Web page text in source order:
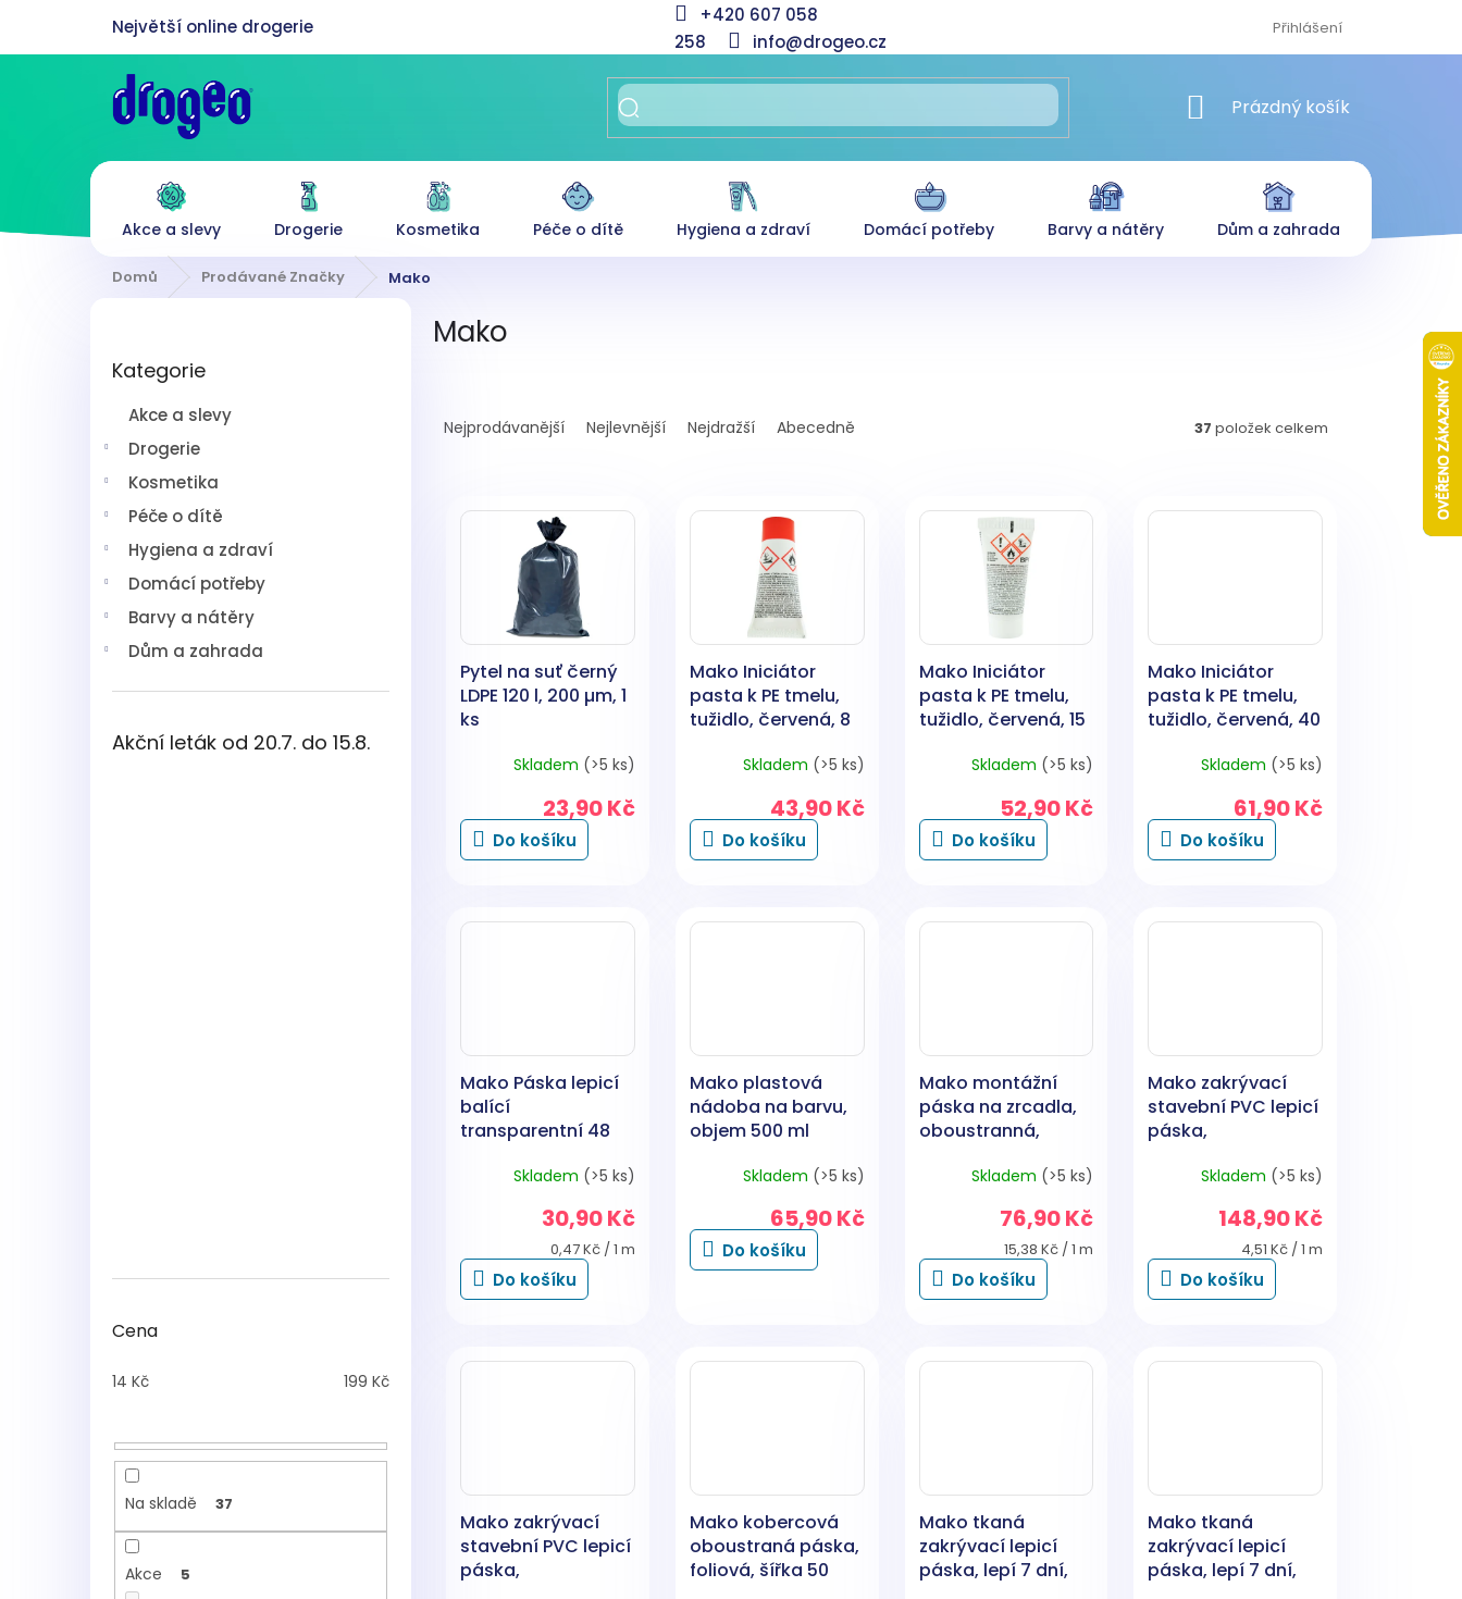
obsah
+420 607 058
258
info@drogeo.cz
Přihlášení
NÁKUPNÍ KOŠÍK
Prázdný košík
Akce a slevy Drogerie Kosmetika Péče o dítě Hygiena a zdraví Domácí potřeby Barvy a nátěry Dům a zahrada
Domů Prodávané Značky Mako
kategorie
Kategorie
Akce a slevy
Drogerie
Kosmetika
Péče o dítě
Hygiena a zdraví
Domácí potřeby
Barvy a nátěry
Dům a zahrada
Akční leták od 20.7. do 15.8.
Cena
14 Kč 199 Kč
Na skladě 37
Akce 5
Mako
aNejprodávanější Nejlevnější Nejdražší Abecedně 37 položek celkem
Pytel na suť černý
LDPE 120 l, 200 µm, 1
ks
Skladem (>5 ks)
23,90 Kč
Do košíku
Mako Iniciátor
pasta k PE tmelu,
tužidlo, červená, 8
Skladem (>5 ks)
43,90 Kč
Do košíku
Mako Iniciátor
pasta k PE tmelu,
tužidlo, červená, 15
Skladem (>5 ks)
52,90 Kč
Do košíku
Mako Iniciátor
pasta k PE tmelu,
tužidlo, červená, 40
Skladem (>5 ks)
61,90 Kč
Do košíku
Mako Páska lepicí
balící
transparentní 48
Skladem (>5 ks)
30,90 Kč
Měrná
cena:
0,47 Kč / 1 m
Do košíku
Mako plastová
nádoba na barvu,
objem 500 ml
Skladem (>5 ks)
65,90 Kč
Do košíku
Mako montážní
páska na zrcadla,
oboustranná,
mm, délka 5 m
Skladem (>5 ks)
76,90 Kč
Měrná
cena:
15,38 Kč / 1 m
Do košíku
Mako zakrývací
stavební PVC lepicí
páska,
týdnů, šířka 50 mm,
Skladem (>5 ks)
148,90 Kč
Měrná
cena:
4,51 Kč / 1 m
Do košíku
Mako zakrývací
stavební PVC lepicí
páska,
Mako kobercová
oboustraná páska,
foliová, šířka 50
Mako tkaná
zakrývací lepicí
páska, lepí 7 dní,
Mako tkaná
zakrývací lepicí
páska, lepí 7 dní,